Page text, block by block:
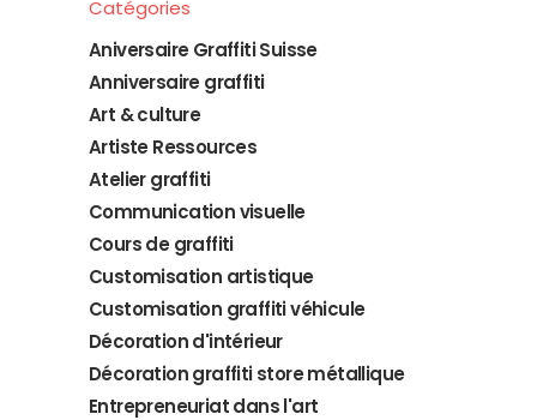
Catégories
Aniversaire Graffiti Suisse
Anniversaire graffiti
Art & culture
Artiste Ressources
Atelier graffiti
Communication visuelle
Cours de graffiti
Customisation artistique
Customisation graffiti véhicule
Décoration d'intérieur
Décoration graffiti store métallique
Entrepreneuriat dans l'art